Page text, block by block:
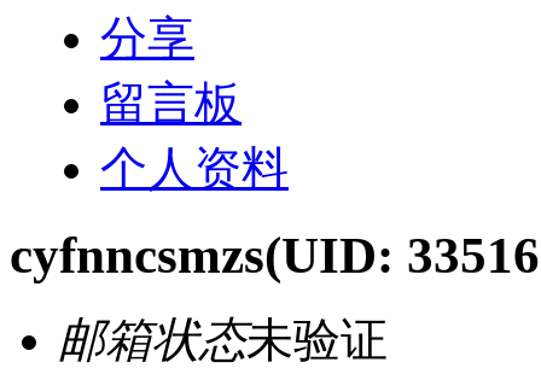
分享
留言板
个人资料
cyfnncsmzs(UID:
邮箱状态未验证